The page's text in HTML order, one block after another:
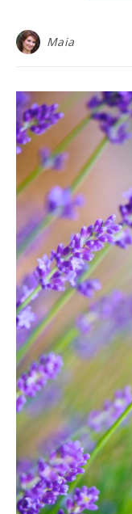
Maia